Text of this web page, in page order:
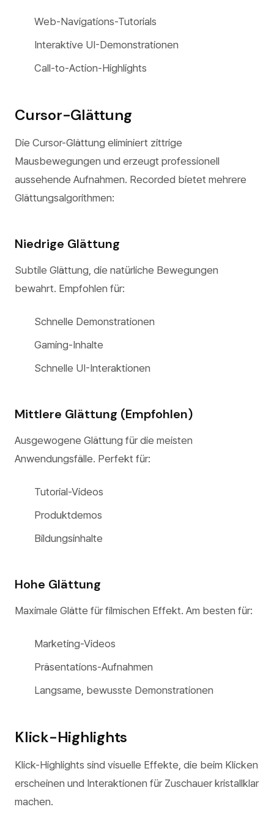
Web-Navigations-Tutorials
Interaktive UI-Demonstrationen
Call-to-Action-Highlights
Cursor-Glättung
Die Cursor-Glättung eliminiert zittrige
Mausbewegungen und erzeugt professionell
aussehende Aufnahmen. Recorded bietet mehrere
Glättungsalgorithmen:
Niedrige Glättung
Subtile Glättung, die natürliche Bewegungen
bewahrt. Empfohlen für:
Schnelle Demonstrationen
Gaming-Inhalte
Schnelle UI-Interaktionen
Mittlere Glättung (Empfohlen)
Ausgewogene Glättung für die meisten
Anwendungsfälle. Perfekt für:
Tutorial-Videos
Produktdemos
Bildungsinhalte
Hohe Glättung
Maximale Glätte für filmischen Effekt. Am besten für:
Marketing-Videos
Präsentations-Aufnahmen
Langsame, bewusste Demonstrationen
Klick-Highlights
Klick-Highlights sind visuelle Effekte, die beim Klicken
erscheinen und Interaktionen für Zuschauer kristallklar
machen.